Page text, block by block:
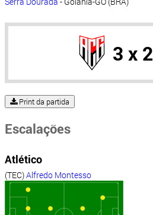
3 x 2
Print da partida
Escalações
Atlético
(TEC)Alfredo Montesso